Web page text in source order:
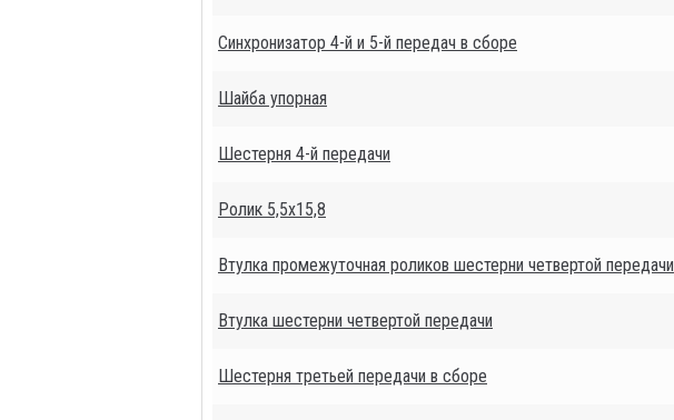
Синхронизатор 4-й и 5-й передач в сборе
Шайба упорная
Шестерня 4-й передачи
Ролик 5,5х15,8
Втулка промежуточная роликов шестерни четвертой передачи
Втулка шестерни четвертой передачи
Шестерня третьей передачи в сборе